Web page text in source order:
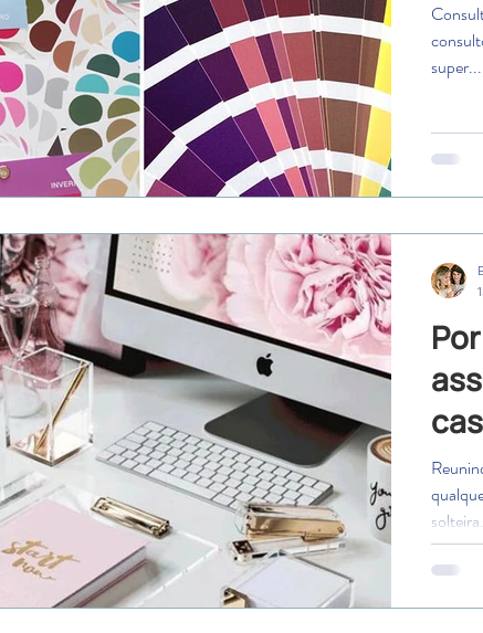
super...